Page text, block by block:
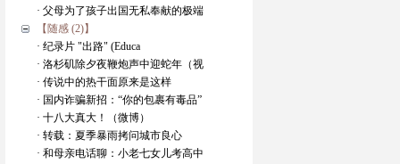
· 父母为了孩子出国无私奉献的极端
【随感 (2)】
· 纪录片 "出路" (Educa
· 洛杉矶除夕夜鞭炮声中迎蛇年（视
· 传说中的热干面原来是这样
· 国内诈骗新招：“你的包裹有毒品”
· 十八大真大！（微博）
· 转载：夏季暴雨拷问城市良心
· 和母亲电话聊：小老七女儿考高中